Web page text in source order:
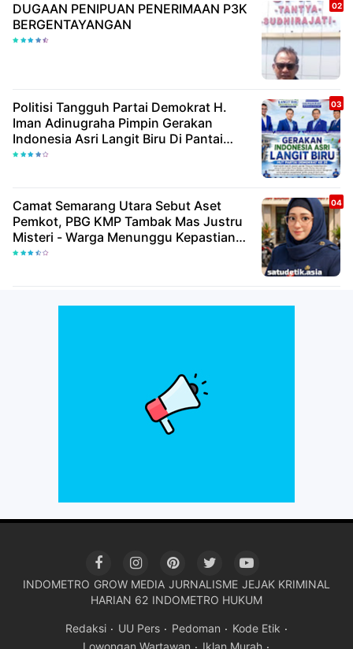
DUGAAN PENIPUAN PENERIMAAN P3K
BERGENTAYANGAN
Politisi Tangguh Partai Demokrat H.
Iman Adinugraha Pimpin Gerakan
Indonesia Asri Langit Biru Di Pantai
Citepus
Camat Semarang Utara Sebut Aset
Pemkot, PBG KMP Tambak Mas Justru
Misteri - Warga Menunggu Kepastian
Hukum
INDOMETRO GROW MEDIA JURNALISME JEJAK KRIMINAL
HARIAN 62 INDOMETRO HUKUM
Redaksi UU Pers Pedoman
Kode Etik
Lowongan Wartawan
Iklan Murah